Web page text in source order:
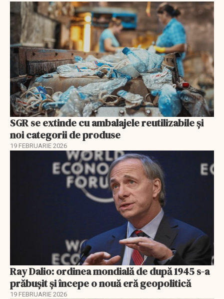
SGR se extinde cu ambalajele reutilizabile și
noi categorii de produse
19 FEBRUARIE 2026
Ray Dalio: ordinea mondială de după 1945 s-a
prăbușit și începe o nouă eră geopolitică
19 FEBRUARIE 2026